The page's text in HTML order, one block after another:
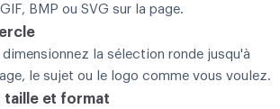
BMP ou SVG sur la page.
dimensionnez la sélection ronde jusqu'à
le sujet ou le logo comme vous voulez.
taille et format